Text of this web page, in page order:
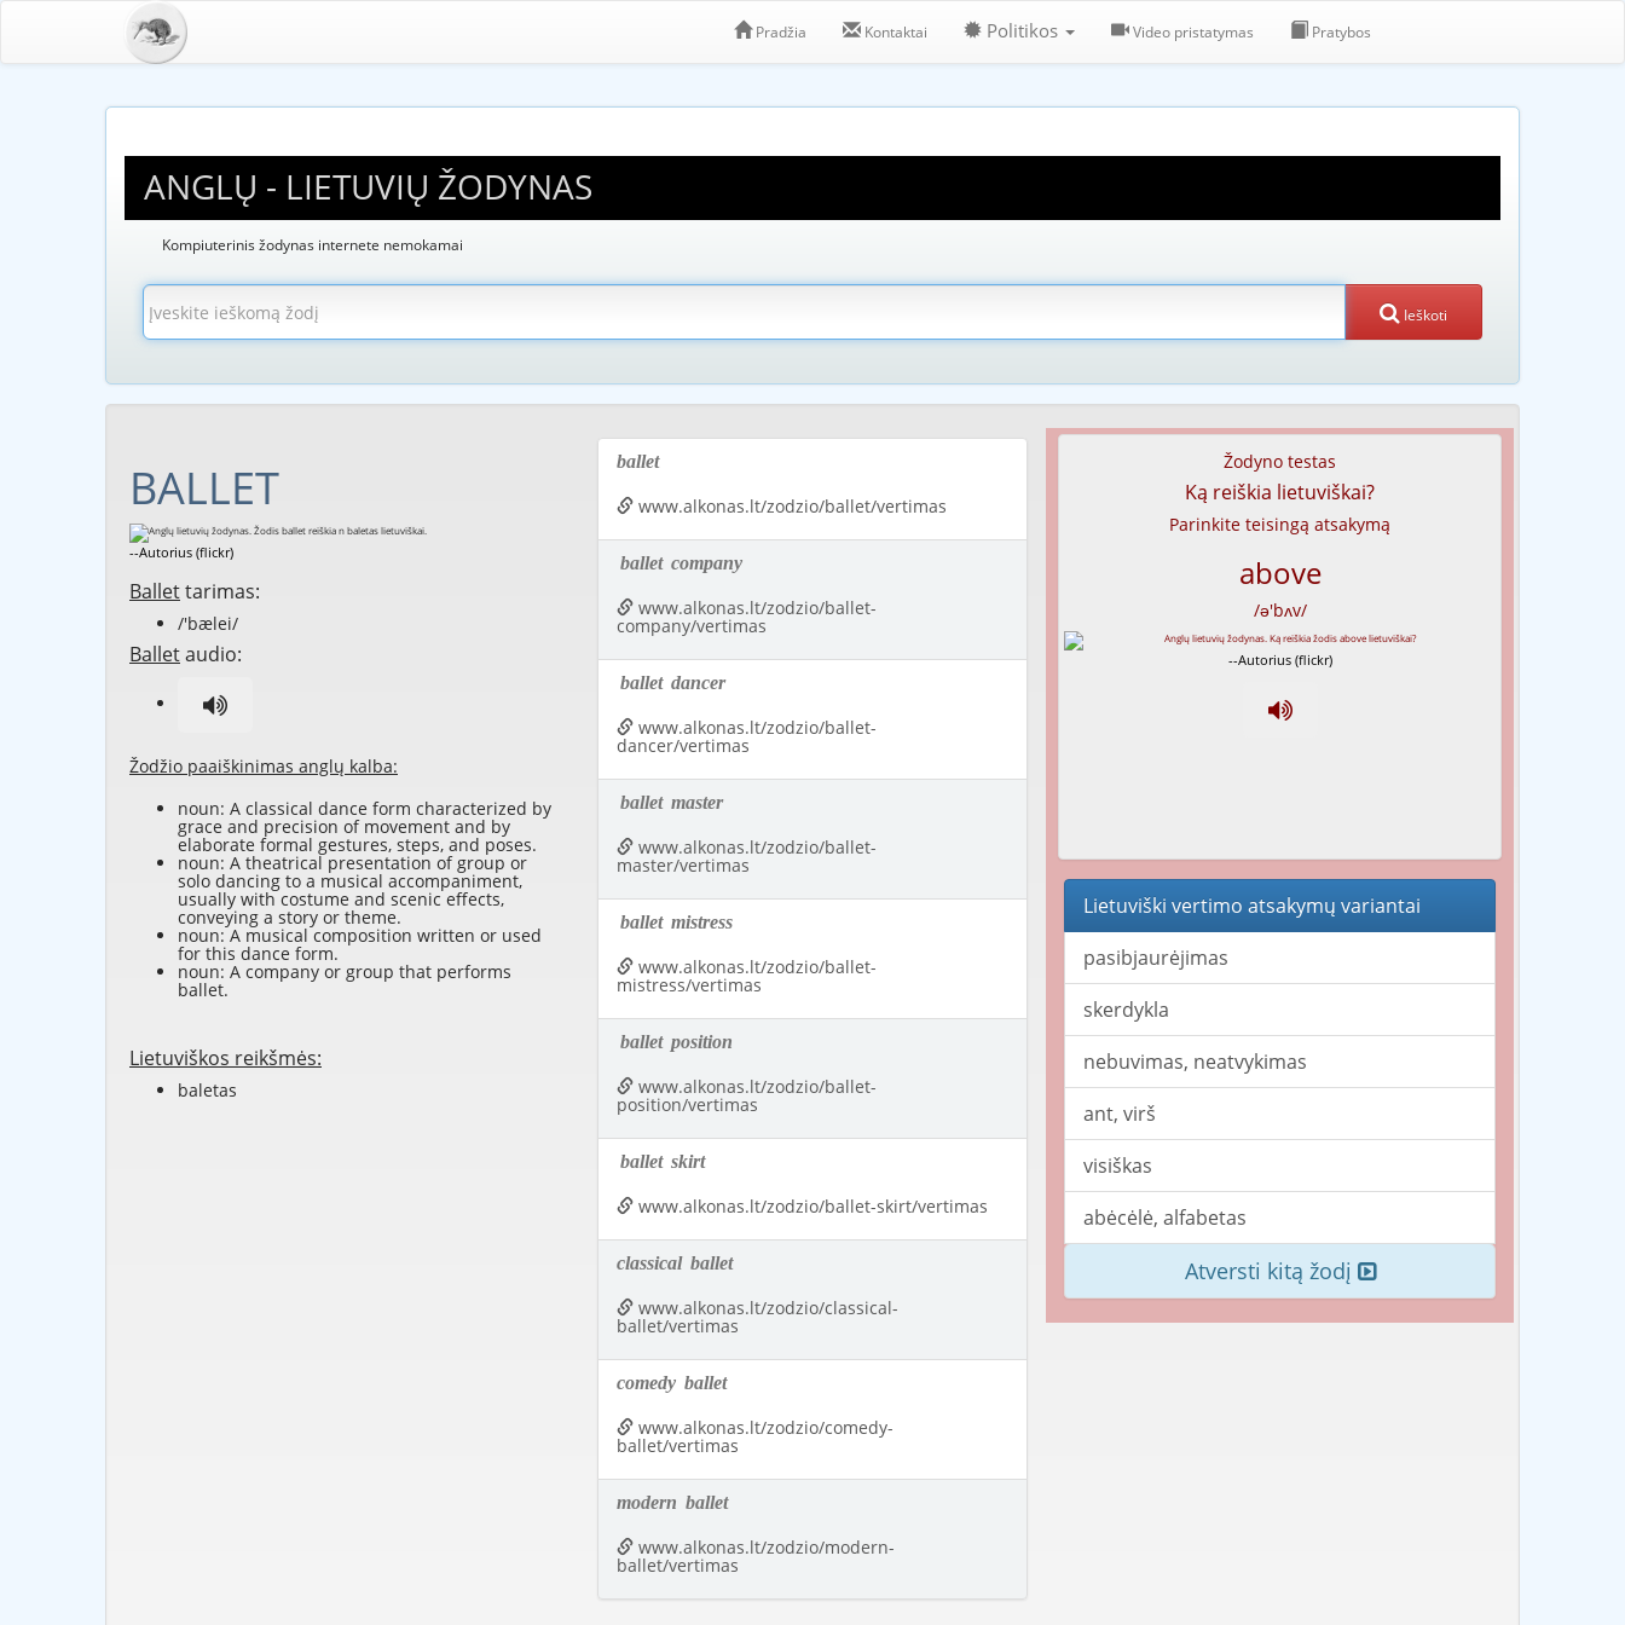
Pradžia Kontaktai Politikos Video pristatymas Pratybos
ANGLŲ - LIETUVIŲ ŽODYNAS
Kompiuterinis žodynas internete nemokamai
Ieškoti
BALLET
--Autorius (flickr)
Ballettarimas:
/'bælei/
Balletaudio:
Žodžio paaiškinimas anglų kalba:
noun: A classical dance form characterized by
grace and precision of movement and by
elaborate formal gestures, steps, and poses.
noun: A theatrical presentation of group or
solo dancing to a musical accompaniment,
usually with costume and scenic effects,
conveying a story or theme.
noun: A musical composition written or used
for this dance form.
noun: A company or group that performs
ballet.
Lietuviškos reikšmės:
baletas
ballet
www.alkonas.lt/zodzio/ballet/vertimas
ballet company
www.alkonas.lt/zodzio/ballet-
company/vertimas
ballet dancer
www.alkonas.lt/zodzio/ballet-
dancer/vertimas
ballet master
www.alkonas.lt/zodzio/ballet-
master/vertimas
ballet mistress
www.alkonas.lt/zodzio/ballet-
mistress/vertimas
ballet position
www.alkonas.lt/zodzio/ballet-
position/vertimas
ballet skirt
www.alkonas.lt/zodzio/ballet-skirt/vertimas
classical ballet
www.alkonas.lt/zodzio/classical-
ballet/vertimas
comedy ballet
www.alkonas.lt/zodzio/comedy-
ballet/vertimas
modern ballet
www.alkonas.lt/zodzio/modern-
ballet/vertimas
Žodyno testas
Ką reiškia lietuviškai?
Parinkite teisingą atsakymą
above
/ə'bʌv/
--Autorius (flickr)
Lietuviški vertimo atsakymų variantai
pasibjaurėjimas
skerdykla
nebuvimas, neatvykimas
ant, virš
visiškas
abėcėlė, alfabetas
Atversti kitą žodį